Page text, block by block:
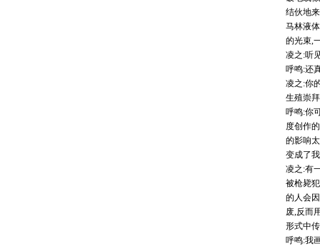
结伙地
马林液
的光束,
凌之:听
呼鸣:还
凌之:你
生殖崇
呼鸣:你
度创作
的影响
变成了
凌之:有
被枪毙
的人会
废,反而
形式中
呼鸣:我